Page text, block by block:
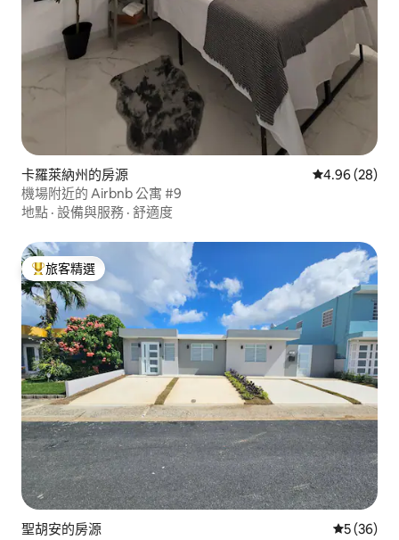
卡羅萊納州的房源 從 28 則評價
4.96 (28)
機場附近的 Airbnb 公寓 #9
地點 · 設備與服務 · 舒適度
旅客精選榜首
旅客精選
聖胡安的房源 從 36 則評
5 (36)